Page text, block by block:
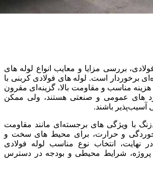
بررسی مزایا و معایب انواع لوله‌ های
برخوردار است. لوله ‌های فولادی کربنی با
مناسب و مقاومت بالا، گزینه‌ای مقرون
های عمومی و صنعتی هستند، ولی ممکن
آسیب‌پذیر باشند.
با ویژگی‌ های برجسته‌ای مانند مقاومت
خوردگی و حرارت، برای محیط ‌های سخت و
نهایت، انتخاب نوع مناسب لوله فولادی
پروژه، شرایط محیطی و بودجه در دسترس